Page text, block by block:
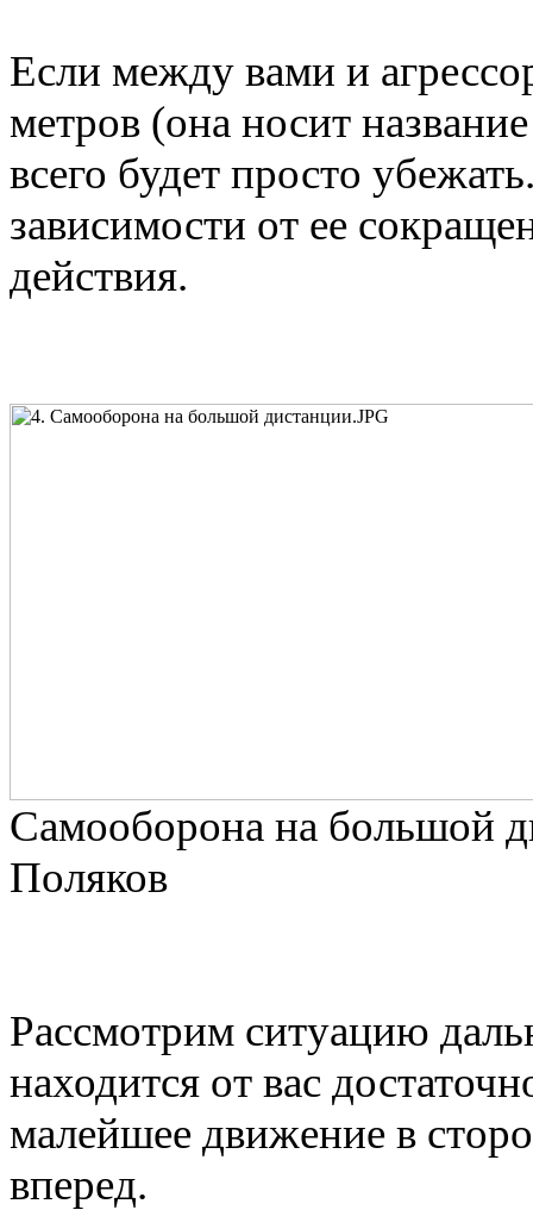
Если между вами и
метров (она носит
всего будет просто
зависимости от ее
действия.
Самооборона на большой
Поляков
Рассмотрим ситуацию
находится от вас
малейшее движение в
вперед.